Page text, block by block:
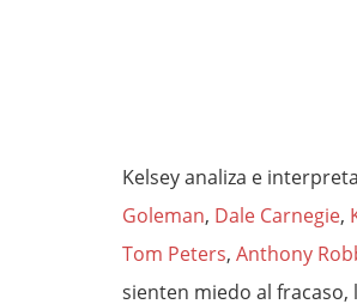
Kelsey analiza e
Goleman, Dale Carnegie,
Tom Peters, Anthony
sienten miedo al